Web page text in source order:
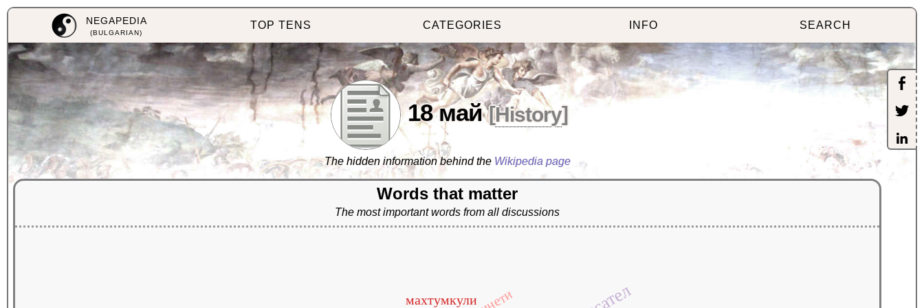
NEGAPEDIA
(BULGARIAN)
TOP TENS CATEGORIES INFO SEARCH
18 май [History]
The hidden information behind the Wikipedia page
Words that matter
The most important words from all discussions
махтумкули